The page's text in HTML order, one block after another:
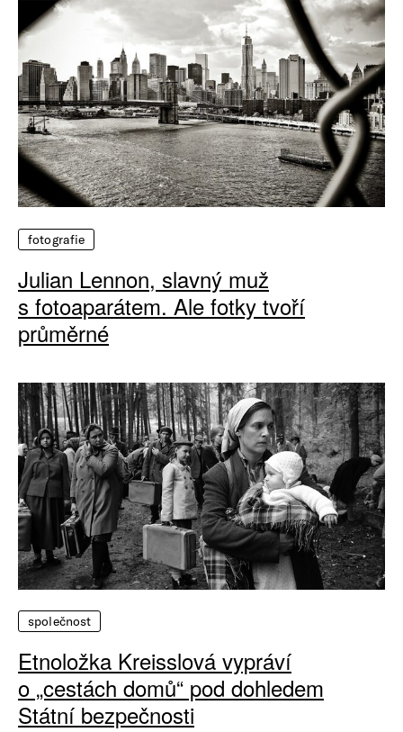
fotografie
Julian Lennon, slavný muž
s fotoaparátem. Ale fotky tvoří
průměrné
společnost
Etnoložka Kreisslová vypráví
o „cestách domů“ pod dohledem
Státní bezpečnosti